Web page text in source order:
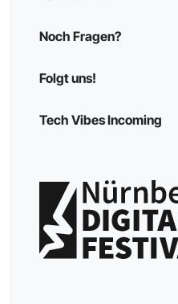
Noch Fragen?
Folgt uns!
Tech Vibes Incoming